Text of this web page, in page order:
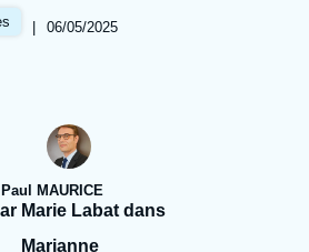
Se connecter
Recherches fréquentes
| 06/05/2025
Paul MAURICE
Marie Labat dans
Marianne